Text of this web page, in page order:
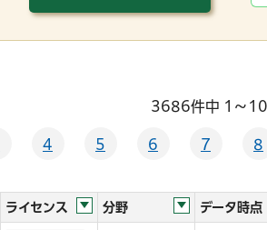
3686件中 1～10
4 5 6 7 8
ライセンス 分野 データ時点